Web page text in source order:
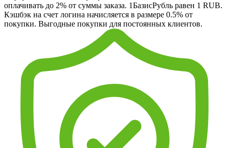
оплачивать до 2% от суммы заказа. 1БазисРубль равен 1 RUB.
Кэшбэк на счет логина начисляется в размере 0.5% от
покупки. Выгодные покупки для постоянных клиентов.